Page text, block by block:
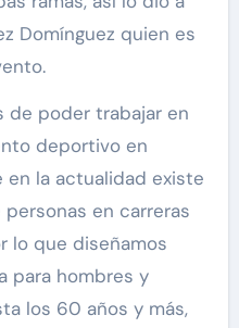
Domínguez quien es
de poder trabajar en
deportivo en
en la actualidad existe
en carreras
lo que diseñamos
para hombres y
los 60 años y más,